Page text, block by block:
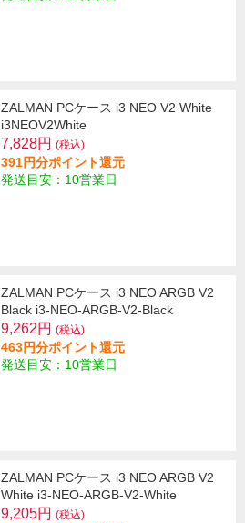
ZALMAN PCケース i3 NEO V2 White
i3NEOV2White
7,828円 (税込)
391円分ポイント還元
発送目安：10営業日
ZALMAN PCケース i3 NEO ARGB V2
Black i3-NEO-ARGB-V2-Black
9,262円 (税込)
463円分ポイント還元
発送目安：10営業日
ZALMAN PCケース i3 NEO ARGB V2
White i3-NEO-ARGB-V2-White
9,205円 (税込)